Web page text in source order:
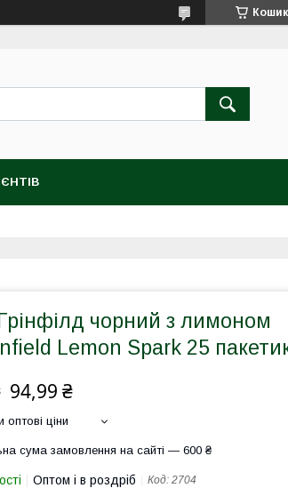
Кошик
чорний з лимоном
Lemon Spark 25
94,99 ₴
оптові ціни
сума замовлення на сайті — 600 ₴
Оптом і в роздріб Код: 2704